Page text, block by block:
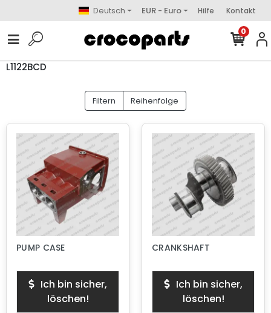
Deutsch EUR - Euro Hilfe Kontakt
0
L1122BCD
Filtern Reihenfolge
PUMP CASE
Ich bin sicher,
löschen!
CRANKSHAFT
Ich bin sicher,
löschen!